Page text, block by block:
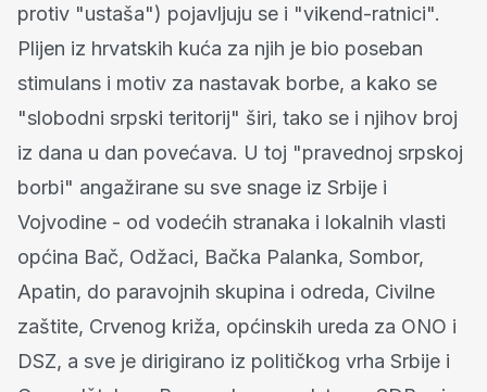
protiv "ustaša") pojavljuju se i "vikend-ratnici".
Plijen iz hrvatskih kuća za njih je bio poseban
stimulans i motiv za nastavak borbe, a kako se
"slobodni srpski teritorij" širi, tako se i njihov broj
iz dana u dan povećava. U toj "pravednoj srpskoj
borbi" angažirane su sve snage iz Srbije i
Vojvodine - od vodećih stranaka i lokalnih vlasti
općina Bač, Odžaci, Bačka Palanka, Sombor,
Apatin, do paravojnih skupina i odreda, Civilne
zaštite, Crvenog križa, općinskih ureda za ONO i
DSZ, a sve je dirigirano iz političkog vrha Srbije i